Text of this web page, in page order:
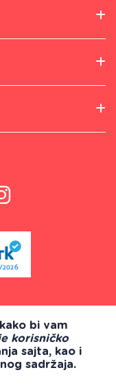
bi vam
korisničko
sajta, kao i
sadržaja.